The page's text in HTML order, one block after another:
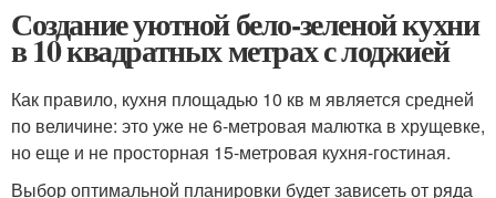
Создание уютной бело-зеленой кухни
в 10 квадратных метрах с лоджией
Как правило, кухня площадью 10 кв м является средней
по величине: это уже не 6-метровая малютка в хрущевке,
но еще и не просторная 15-метровая кухня-гостиная.
Выбор оптимальной планировки будет зависеть от ряда